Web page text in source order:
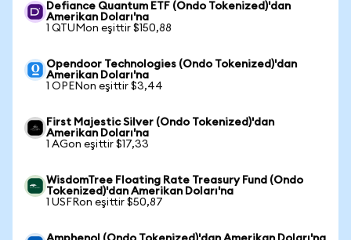
Defiance Quantum ETF (Ondo Tokenized)'dan
Amerikan Doları'na
1 QTUMon eşittir $150,88
Opendoor Technologies (Ondo Tokenized)'dan
Amerikan Doları'na
1 OPENon eşittir $3,44
First Majestic Silver (Ondo Tokenized)'dan
Amerikan Doları'na
1 AGon eşittir $17,33
WisdomTree Floating Rate Treasury Fund (Ondo
Tokenized)'dan Amerikan Doları'na
1 USFRon eşittir $50,87